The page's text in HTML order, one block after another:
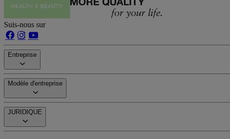
Suis-nous sur
Entreprise
Modèle d'entreprise
JURIDIQUE